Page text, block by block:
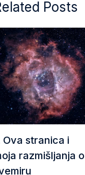
Posts
Ova stranica i
razmišljanja o